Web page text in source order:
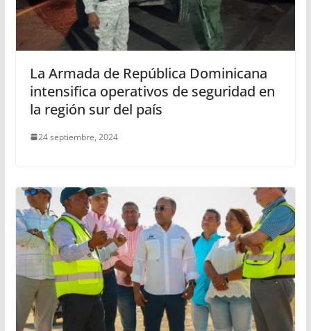
La Armada de República Dominicana
intensifica operativos de seguridad en
la región sur del país
24 septiembre, 2024